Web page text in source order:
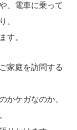
、電車に乗って
、
す。
家庭を訪問する
かケガなのか、